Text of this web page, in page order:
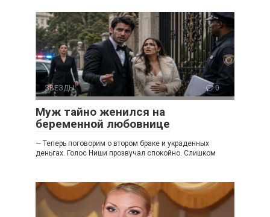
ЗВЕЗДЫ 0
Муж тайно женился на
беременной любовнице
— Теперь поговорим о втором браке и украденных
деньгах. Голос Ниши прозвучал спокойно. Слишком